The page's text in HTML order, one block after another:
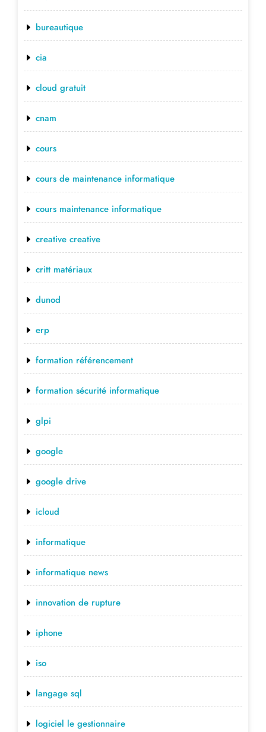
bureautique
cia
cloud gratuit
cnam
cours
cours de maintenance informatique
cours maintenance informatique
creative creative
critt matériaux
dunod
erp
formation référencement
formation sécurité informatique
glpi
google
google drive
icloud
informatique
informatique news
innovation de rupture
iphone
iso
langage sql
logiciel le gestionnaire